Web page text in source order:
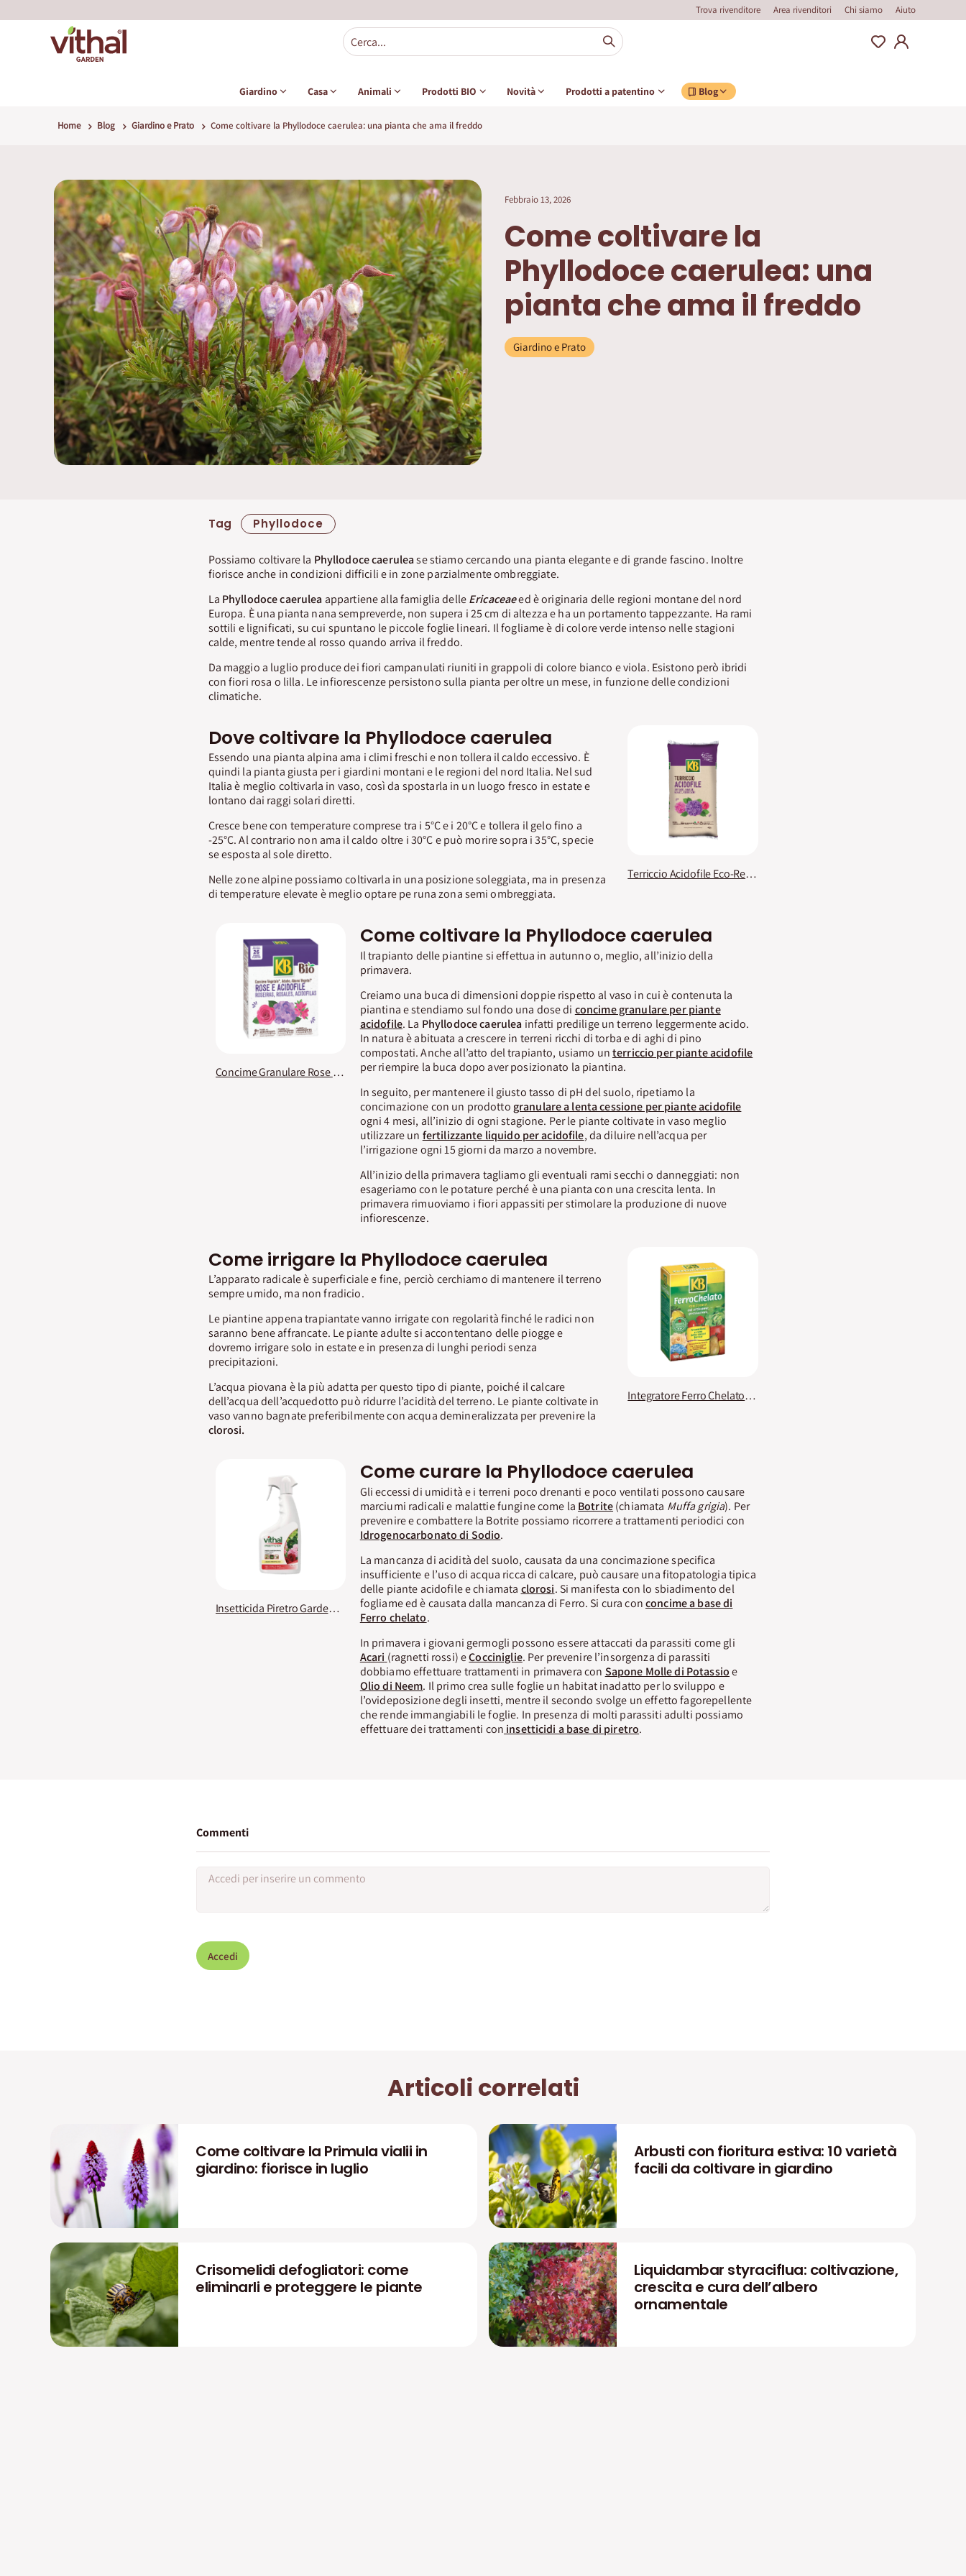
Trova rivenditore Area rivenditori Chi siamo Aiuto
Giardino Casa Animali Prodotti BIO Novità Prodotti a patentino Blog
Home Blog Giardino e Prato Come coltivare la Phyllodoce caerulea: una pianta che ama il freddo
Febbraio 13, 2026
Come coltivare la
Phyllodoce caerulea: una
pianta che ama il freddo
Giardino e Prato
Tag Phyllodoce
Possiamo coltivare la Phyllodoce caerulease stiamo cercando una pianta elegante e di grande fascino. Inoltre
fiorisce anche in condizioni difficili e in zone parzialmente ombreggiate.
La Phyllodoce caerulea appartiene alla famiglia delleEricaceaeed è originaria delle regioni montane del nord
Europa. È una pianta nana sempreverde, non supera i 25 cm di altezza e ha un portamento tappezzante. Ha rami
sottili e lignificati, su cui spuntano le piccole foglie lineari. Il fogliame è di colore verde intenso nelle stagioni
calde, mentre tende al rosso quando arriva il freddo.
Da maggio a luglio produce dei fiori campanulati riuniti in grappoli di colore bianco e viola. Esistono però ibridi
con fiori rosa o lilla. Le infiorescenze persistono sulla pianta per oltre un mese, in funzione delle condizioni
climatiche.
Dove coltivare la Phyllodoce caerulea
Essendo una pianta alpina ama i climi freschi e non tollera il caldo eccessivo. È
quindi la pianta giusta per i giardini montani e le regioni del nord Italia. Nel sud
Italia è meglio coltivarla in vaso, così da spostarla in un luogo fresco in estate e
lontano dai raggi solari diretti.
Cresce bene con temperature comprese tra i 5°C e i 20°C e tollera il gelo fino a
-25°C. Al contrario non ama il caldo oltre i 30°C e può morire sopra i 35°C, specie
se esposta al sole diretto.
Nelle zone alpine possiamo coltivarla in una posizione soleggiata, ma in presenza
di temperature elevate è meglio optare pe runa zona semi ombreggiata.
Terriccio Acidofile Eco-Responsabile KB
Concime Granulare Rose e Acidofile KB
Come coltivare la Phyllodoce caerulea
Il trapianto delle piantine si effettua in autunno o, meglio, all’inizio della
primavera.
Creiamo una buca di dimensioni doppie rispetto al vaso in cui è contenuta la
piantina e stendiamo sul fondo una dose di concime granulare per piante
acidofile. La Phyllodoce caerulea infatti predilige un terreno leggermente acido.
In natura è abituata a crescere in terreni ricchi di torba e di aghi di pino
compostati. Anche all’atto del trapianto, usiamo unterriccio per piante acidofile
per riempire la buca dopo aver posizionato la piantina.
In seguito, per mantenere il giusto tasso di pH del suolo, ripetiamo la
concimazione con un prodotto granulare a lenta cessione per piante acidofile
ogni 4 mesi, all’inizio di ogni stagione. Per le piante coltivate in vaso meglio
utilizzare un fertilizzante liquido per acidofile, da diluire nell’acqua per
l’irrigazione ogni 15 giorni da marzo a novembre.
All’inizio della primavera tagliamo gli eventuali rami secchi o danneggiati: non
esageriamo con le potature perché è una pianta con una crescita lenta. In
primavera rimuoviamo i fiori appassiti per stimolare la produzione di nuove
infiorescenze.
Come irrigare la Phyllodoce caerulea
L’apparato radicale è superficiale e fine, perciò cerchiamo di mantenere il terreno
sempre umido, ma non fradicio.
Le piantine appena trapiantate vanno irrigate con regolarità finché le radici non
saranno bene affrancate. Le piante adulte si accontentano delle piogge e
dovremo irrigare solo in estate e in presenza di lunghi periodi senza
precipitazioni.
L’acqua piovana è la più adatta per questo tipo di piante, poiché il calcare
dell’acqua dell’acquedotto può ridurre l’acidità del terreno. Le piante coltivate in
vaso vanno bagnate preferibilmente con acqua demineralizzata per prevenire la
clorosi.
Integratore Ferro Chelato KB
Insetticida Piretro Garden PFNPO Vithal
Come curare la Phyllodoce caerulea
Gli eccessi di umidità e i terreni poco drenanti e poco ventilati possono causare
marciumi radicali e malattie fungine come la Botrite(chiamata Muffa grigia). Per
prevenire e combattere la Botrite possiamo ricorrere a trattamenti periodici con
Idrogenocarbonato di Sodio.
La mancanza di acidità del suolo, causata da una concimazione specifica
insufficiente e l’uso di acqua ricca di calcare, può causare una fitopatologia tipica
delle piante acidofile e chiamata clorosi. Si manifesta con lo sbiadimento del
fogliame ed è causata dalla mancanza di Ferro. Si cura conconcime a base di
Ferro chelato.
In primavera i giovani germogli possono essere attaccati da parassiti come gli
Acari (ragnetti rossi) eCocciniglie. Per prevenire l’insorgenza di parassiti
dobbiamo effettuare trattamenti in primavera con Sapone Molle di Potassioe
Olio di Neem. Il primo crea sulle foglie un habitat inadatto per lo sviluppo e
l’ovideposizione degli insetti, mentre il secondo svolge un effetto fagorepellente
che rende immangiabili le foglie. In presenza di molti parassiti adulti possiamo
effettuare dei trattamenti con insetticidi a base di piretro.
Commenti
Accedi
Articoli correlati
Come coltivare la Primula vialii in
giardino: fiorisce in luglio
Arbusti con fioritura estiva: 10 varietà
facili da coltivare in giardino
Crisomelidi defogliatori: come
eliminarli e proteggere le piante
Liquidambar styraciflua: coltivazione,
crescita e cura dell’albero
ornamentale